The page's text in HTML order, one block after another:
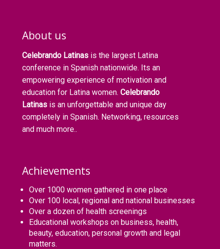
About us
Celebrando Latinas is the largest Latina
conference in Spanish nationwide. Its an
empowering experience of motivation and
education for Latina women. Celebrando
Latinas is an unforgettable and unique day
completely in Spanish. Networking, resources
and much more..
Achievements
Over 1000 women gathered in one place
Over 100 local, regional and national businesses
Over a dozen of health screenings
Educational workshops on business, health,
beauty, education, personal growth and legal
matters.